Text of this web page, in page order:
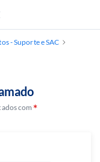
- Suporte e SAC
com